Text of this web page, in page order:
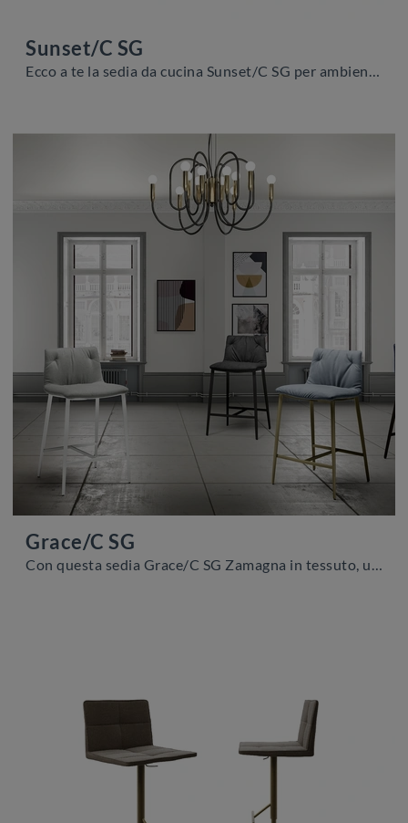
Sunset/C SG
Ecco a te la sedia da cucina Sunset/C SG per ambientazioni moderne, tra le più originali Sedie sgabelli di Zamagna.
Grace/C SG
Con questa sedia Grace/C SG Zamagna in tessuto, una delle nostre sedute sgabelli moderne, potrai impreziosire i tuoi interni.